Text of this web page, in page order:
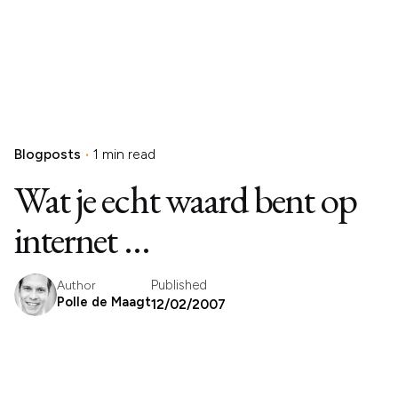
Blogposts 1 min read
Wat je echt waard bent op
internet …
Author
Polle de Maagt
Published
12/02/2007